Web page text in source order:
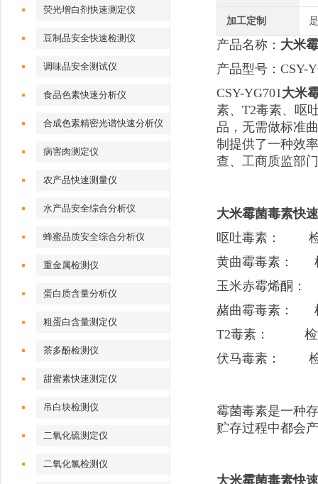
荧光增白剂快速测定仪
豆制品安全快速检测仪
调味品安全测试仪
食品色素快速分析仪
合成色素精密光谱快速分析仪
病害肉测定仪
农产品快速测量仪
水产品安全综合分析仪
蜂蜜品质安全综合分析仪
重金属检测仪
蛋白质含量分析仪
粗蛋白含量测定仪
茶多酚检测仪
甜蜜素快速测定仪
吊白块检测仪
二氧化硫测定仪
二氧化氯检测仪
加工定制 是
产品名称： 大米
产品型号：CSY-
CSY-YG701大米
素、T2毒素、呕
品，无需做标准
制提供了一种效
查、工商质监部
大米霉菌毒素快
呕吐毒素： 检
黄曲霉毒素：
玉米赤霉烯酮：
赭曲霉毒素：
T2毒素： 检测
伏马毒素： 检
霉菌毒素是一种
贮存过程中都会
大米霉菌毒素快